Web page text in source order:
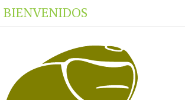
BIENVENIDOS